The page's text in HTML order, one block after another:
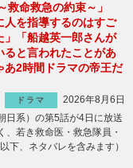
救命救急の約束～」
人を指導するのはすご
」「船越英一郎さんが
ると言われたことがあ
あ2時間ドラマの帝王だ
ドラマ
2026年8月6日
日系）の第5話が4日に放送
若き救命医・救急隊員・
下、ネタバレを含みます）